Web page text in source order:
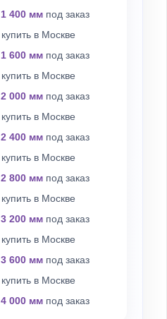
1 400 мм под заказ
купить в Москве
1 600 мм под заказ
купить в Москве
2 000 мм под заказ
купить в Москве
2 400 мм под заказ
купить в Москве
2 800 мм под заказ
купить в Москве
3 200 мм под заказ
купить в Москве
3 600 мм под заказ
купить в Москве
4 000 мм под заказ